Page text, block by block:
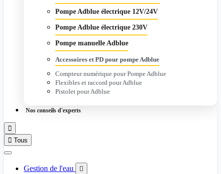
Pompe Adblue électrique 12V/24V
Pompe Adblue électrique 230V
Pompe manuelle Adblue
Accessoires et PD pour pompe Adblue
Compteur numérique pour Pompe Adblue
Flexibles et raccord pour Adblue
Pistolet pour Adblue
Nos conseils d'experts

 Tous
Gestion de l'eau 